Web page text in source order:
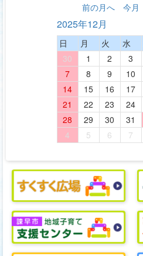
前の月へ 今月
2025年12月
日 月 火 水
30
1 2 3
7
8 9 10
14
15 16 17
21
22 23 24
28
29 30 31
4
5 6 7